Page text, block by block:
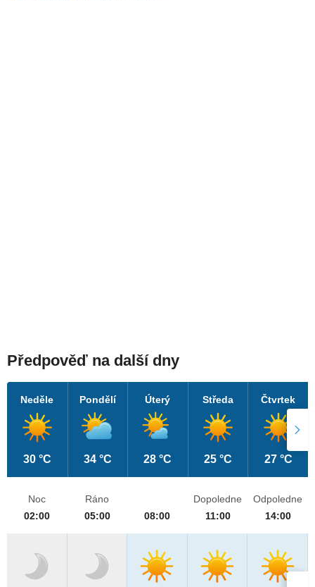
Předpověď na další dny
Neděle
30 °C
Pondělí
34 °C
Úterý
28 °C
Středa
25 °C
Čtvrtek
27 °C
Noc
02:00
Ráno
05:00
08:00
Dopoledne
11:00
Odpoledne
14:00